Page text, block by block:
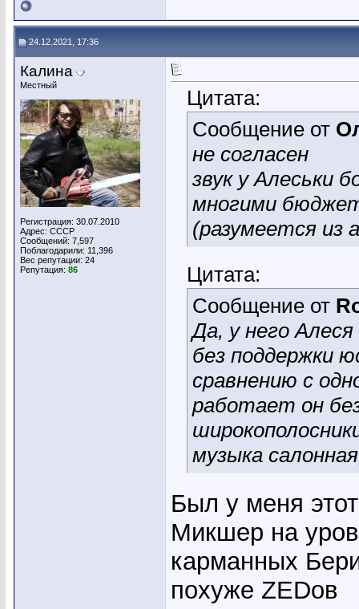
24.12.2021, 17:36
Калина
Местный
Регистрация: 30.07.2010
Адрес: СССР
Сообщений: 7,597
Поблагодарили: 11,396
Вес репутации: 24
Репутация: 86
Цитата:
Сообщение от
не согласен
звук у Алеськи
многими
(разумеется из
Цитата:
Сообщение от
Да, у него
без поддержки
сравнению с
работает он
музыка
Был у меня
Микшер на
карманных
похуже ZEDов